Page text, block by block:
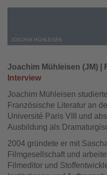
Joachim Mühleisen (JM) |
Interview
Joachim Mühleisen
Französische Literatur an
Université Paris VIII und
Ausbildung als
2004 gründete er mit
Filmgesellschaft und
Filmeditor und